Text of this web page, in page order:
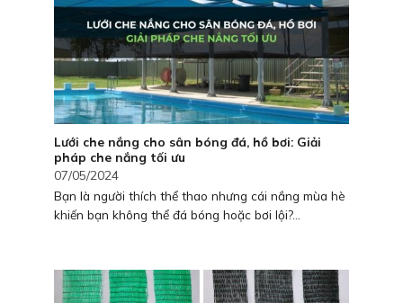
Lưới che nắng cho sân bóng đá, hồ bơi: Giải
pháp che nắng tối ưu
07/05/2024
Bạn là người thích thể thao nhưng cái nắng mùa hè
khiến bạn không thể đá bóng hoặc bơi lội?...